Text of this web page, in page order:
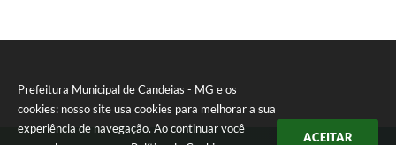
Prefeitura Municipal de Candeias - MG e os
cookies: nosso site usa cookies para melhorar a sua
experiência de navegação. Ao continuar você
ACEITAR